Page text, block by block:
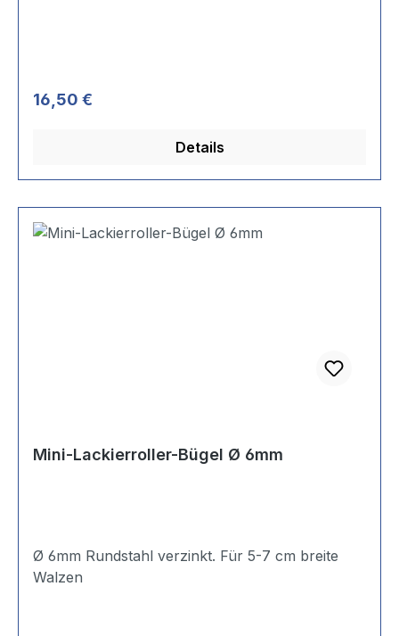
Regulärer Preis:
16,50 €
Details
Mini-Lackierroller-Bügel Ø 6mm
Ø 6mm Rundstahl verzinkt. Für 5-7 cm breite